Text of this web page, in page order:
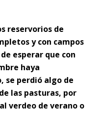
reservorios de
y con campos
esperar que con
haya
se perdió algo de
las pasturas, por
verdeo de verano o